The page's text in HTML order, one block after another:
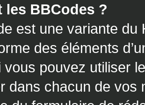
les BBCodes ?
est une variante
des éléments
vous pouvez utiliser
dans chacun de vos